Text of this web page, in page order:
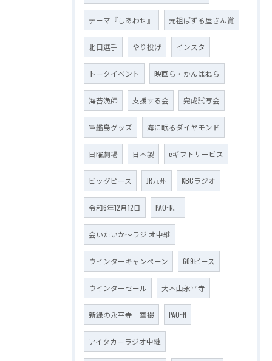
テーマ『しあわせ』 元祖ぱずる屋さん賞
北口選手 やり投げ インスタ
トークイベント 映画ら・かんぱねら
海苔漁師 支援する会 完成試写会
軍艦島グッズ 海に眠るダイヤモンド
日曜劇場 日本製 eギフトサービス
ビッグピース JR九州 KBCラジオ
令和6年12月12日 PAO~N。
会いたいか～ラジ オ中継
ウインターキャンペーン 609ピース
ウインターセール 大本山永平寺
新緑の永平寺 空撮 PAO~N
アイタカーラジオ中継